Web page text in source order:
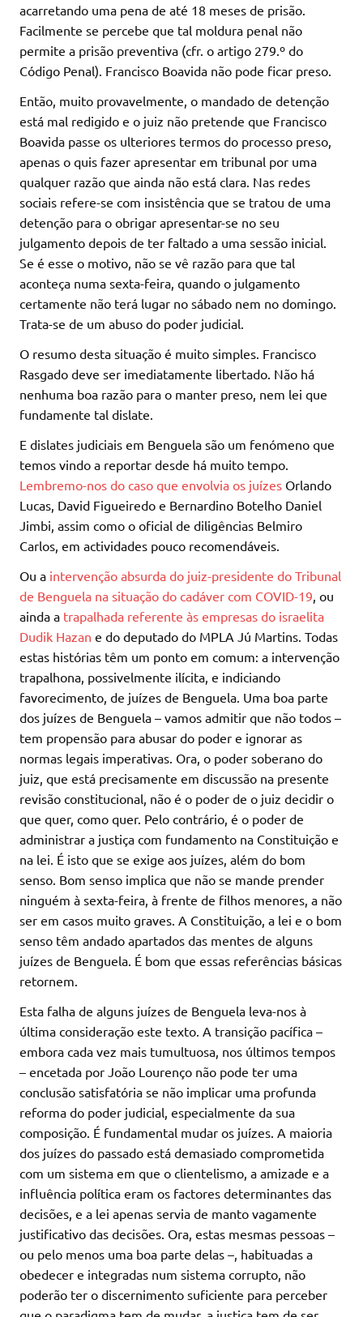
acarretando uma pena de até 18 meses de prisão.
Facilmente se percebe que tal moldura penal não
permite a prisão preventiva (cfr. o artigo 279.º do
Código Penal). Francisco Boavida não pode ficar preso.
Então, muito provavelmente, o mandado de detenção
está mal redigido e o juiz não pretende que Francisco
Boavida passe os ulteriores termos do processo preso,
apenas o quis fazer apresentar em tribunal por uma
qualquer razão que ainda não está clara. Nas redes
sociais refere-se com insistência que se tratou de uma
detenção para o obrigar apresentar-se no seu
julgamento depois de ter faltado a uma sessão inicial.
Se é esse o motivo, não se vê razão para que tal
aconteça numa sexta-feira, quando o julgamento
certamente não terá lugar no sábado nem no domingo.
Trata-se de um abuso do poder judicial.
O resumo desta situação é muito simples. Francisco
Rasgado deve ser imediatamente libertado. Não há
nenhuma boa razão para o manter preso, nem lei que
fundamente tal dislate.
E dislates judiciais em Benguela são um fenómeno que
temos vindo a reportar desde há muito tempo.
Lembremo-nos do caso que envolvia os juízes Orlando
Lucas, David Figueiredo e Bernardino Botelho Daniel
Jimbi, assim como o oficial de diligências Belmiro
Carlos, em actividades pouco recomendáveis.
Ou a intervenção absurda do juiz-presidente do Tribunal
de Benguela na situação do cadáver com COVID-19 , ou
ainda a trapalhada referente às empresas do israelita
Dudik Hazan e do deputado do MPLA Jú Martins. Todas
estas histórias têm um ponto em comum: a intervenção
trapalhona, possivelmente ilícita, e indiciando
favorecimento, de juízes de Benguela. Uma boa parte
dos juízes de Benguela – vamos admitir que não todos –
tem propensão para abusar do poder e ignorar as
normas legais imperativas. Ora, o poder soberano do
juiz, que está precisamente em discussão na presente
revisão constitucional, não é o poder de o juiz decidir o
que quer, como quer. Pelo contrário, é o poder de
administrar a justiça com fundamento na Constituição e
na lei. É isto que se exige aos juízes, além do bom
senso. Bom senso implica que não se mande prender
ninguém à sexta-feira, à frente de filhos menores, a não
ser em casos muito graves. A Constituição, a lei e o bom
senso têm andado apartados das mentes de alguns
juízes de Benguela. É bom que essas referências básicas
retornem.
Esta falha de alguns juízes de Benguela leva-nos à
última consideração este texto. A transição pacífica –
embora cada vez mais tumultuosa, nos últimos tempos
– encetada por João Lourenço não pode ter uma
conclusão satisfatória se não implicar uma profunda
reforma do poder judicial, especialmente da sua
composição. É fundamental mudar os juízes. A maioria
dos juízes do passado está demasiado comprometida
com um sistema em que o clientelismo, a amizade e a
influência política eram os factores determinantes das
decisões, e a lei apenas servia de manto vagamente
justificativo das decisões. Ora, estas mesmas pessoas –
ou pelo menos uma boa parte delas –, habituadas a
obedecer e integradas num sistema corrupto, não
poderão ter o discernimento suficiente para perceber